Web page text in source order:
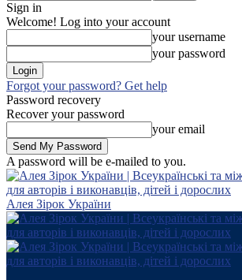
Sign in
Welcome! Log into your account
your username
your password
Forgot your password? Get help
Password recovery
Recover your password
your email
A password will be e-mailed to you.
Алея Зірок України